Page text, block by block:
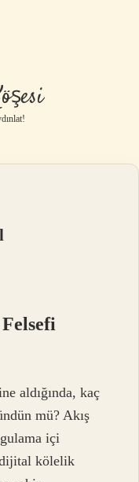
aldığında, kaç
mü? Akış
içi
kölelik